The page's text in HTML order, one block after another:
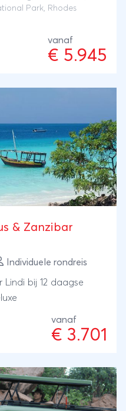
specerijeneiland
Park, Rhodes
vanaf
€ 5.945
& Zanzibar
Individuele rondreis
Lindi bij 12 daagse
vanaf
€ 3.701